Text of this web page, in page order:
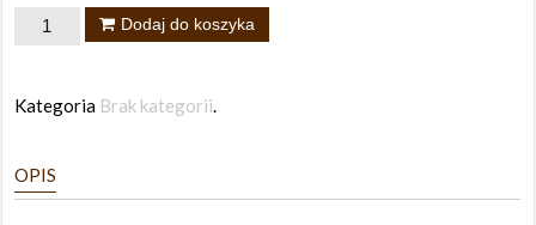
ilość
140x250
Dodaj do koszyka
Kategoria Brak kategorii
OPIS